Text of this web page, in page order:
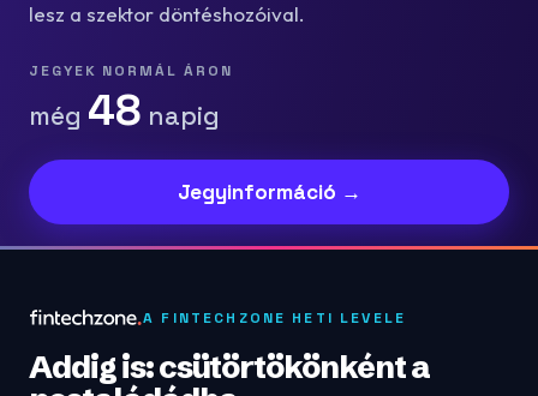
lesz a szektor döntéshozóival.
JEGYEK NORMÁL ÁRON
még 48 napig
Jegyinformáció →
A FINTECHZONE HETI LEVELE
Addig is: csütörtökönként a